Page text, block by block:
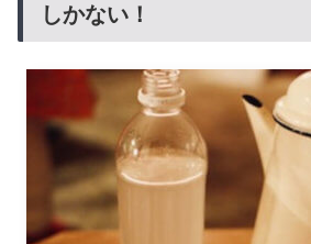
しかない！